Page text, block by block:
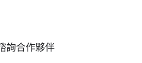
詢合作夥伴